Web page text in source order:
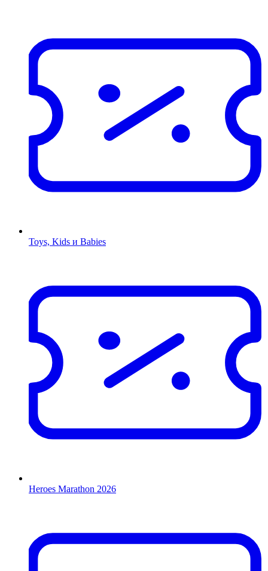
Toys, Kids и Babies
Heroes Marathon 2026